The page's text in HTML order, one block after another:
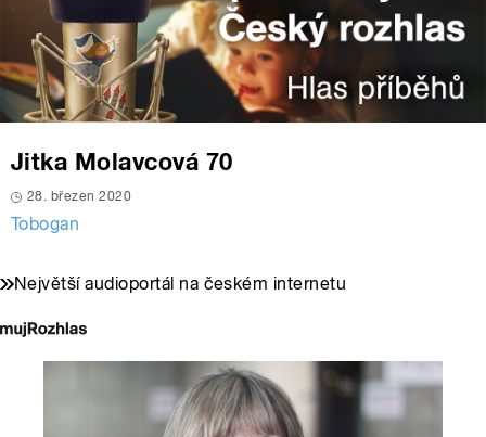
Jitka Molavcová 70
28. březen 2020
Tobogan
Největší audioportál na českém internetu